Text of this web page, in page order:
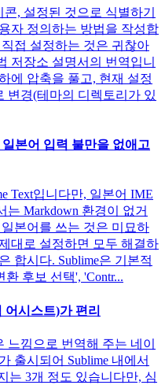
, 설정된 것으로 식별하기
자 정의하는 방법을 작성합
접 설정하는 것은 귀찮아
저장소 설명서의 번역입니
에 압축을 풀고, 현재 설정
변경(테마의 디렉토리가 있
본어 입력 불만을 없애고
Text입니다만, 일본어 IME
Markdown 환경이 없거
본어를 쓰는 것은 미묘하
대로 설정하면 모두 해결하
합시다. Sublime은 기본적
환 후보 선택', 'Contr...
어시스트)가 편리
낌으로 번역해 주는 네이
출시되어 Sublime 내에서
는 3개 정도 있습니다만, 심